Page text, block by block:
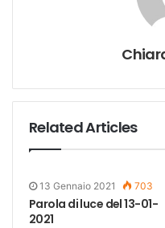
Related Articles
13 Gennaio 2021 703
Parola di luce del 13-01-
2021